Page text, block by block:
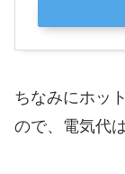
ちなみにホッ
ので、電気代